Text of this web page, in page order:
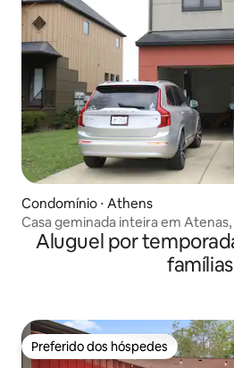
Condomínio ⋅ Athens
Casa geminada inteira em Atenas,
camas de solteiro
Aluguel por
famílias
Preferido dos hóspedes
Preferido dos hóspedes